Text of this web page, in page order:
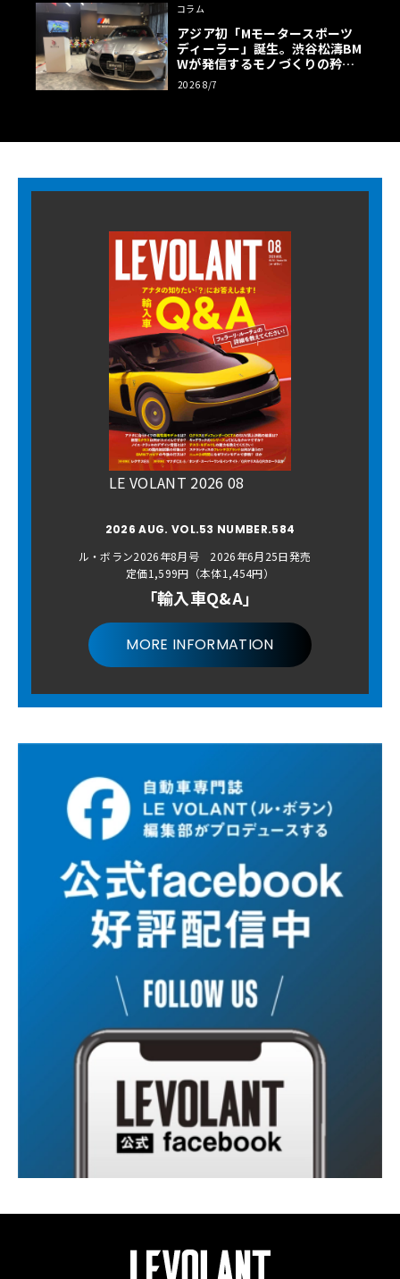
コラム
アジア初「Mモータースポーツ
ディーラー」誕生。渋谷松濤BM
Wが発信するモノづくりの矜持
【木下隆之コラム】
2026 8/7
LE VOLANT 2026 08
2026 AUG. VOL.53 NUMBER.584
ル・ボラン2026年8月号 2026年6月25日発売
定価1,599円（本体1,454円）
「輸入車Q&A」
MORE INFORMATION